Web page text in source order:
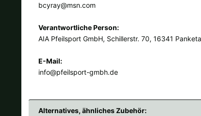
bcyray@msn.com
Verantwortliche Person:
AIA Pfeilsport GmbH, Schillerstr. 70, 16341
E-Mail:
info@pfeilsport-gmbh.de
Alternatives, ähnliches Zubehör: